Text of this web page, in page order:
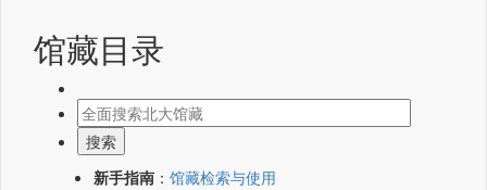
馆藏目录
新手指南 ： 馆藏检索与使用